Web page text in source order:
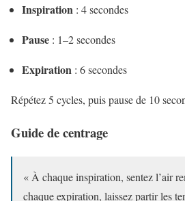
Inspiration : 4 secondes
Pause : 1–2 secondes
Expiration : 6 secondes
Répétez 5 cycles, puis pause de 10
Guide de centrage
« À chaque inspiration, sentez l’air
chaque expiration, laissez partir les